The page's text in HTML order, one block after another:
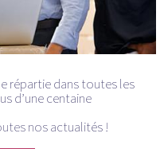
répartie dans toutes les
d’une centaine
nos actualités !